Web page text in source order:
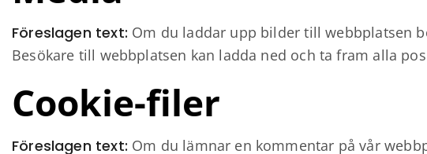
Föreslagen text: Om du laddar upp bilder till webbplatsen
Besökare till webbplatsen kan ladda ned och ta fram alla
Cookie-filer
Föreslagen text: Om du lämnar en kommentar på vår